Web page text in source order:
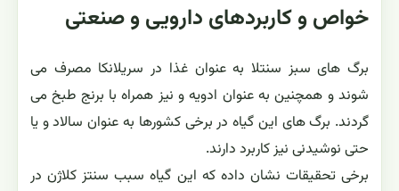
خواص و کاربردهای دارویی و صنعتی
برگ های سبز سنتلا به عنوان غذا در سریلانکا مصرف می
شوند و همچنین به عنوان ادویه و نیز همراه با برنج طبخ می
گردند. برگ های این گیاه در برخی کشورها به عنوان سالاد و یا
حتی نوشیدنی نیز کاربرد دارند.
برخی تحقیقات نشان داده که این گیاه سبب سنتز کلاژن در